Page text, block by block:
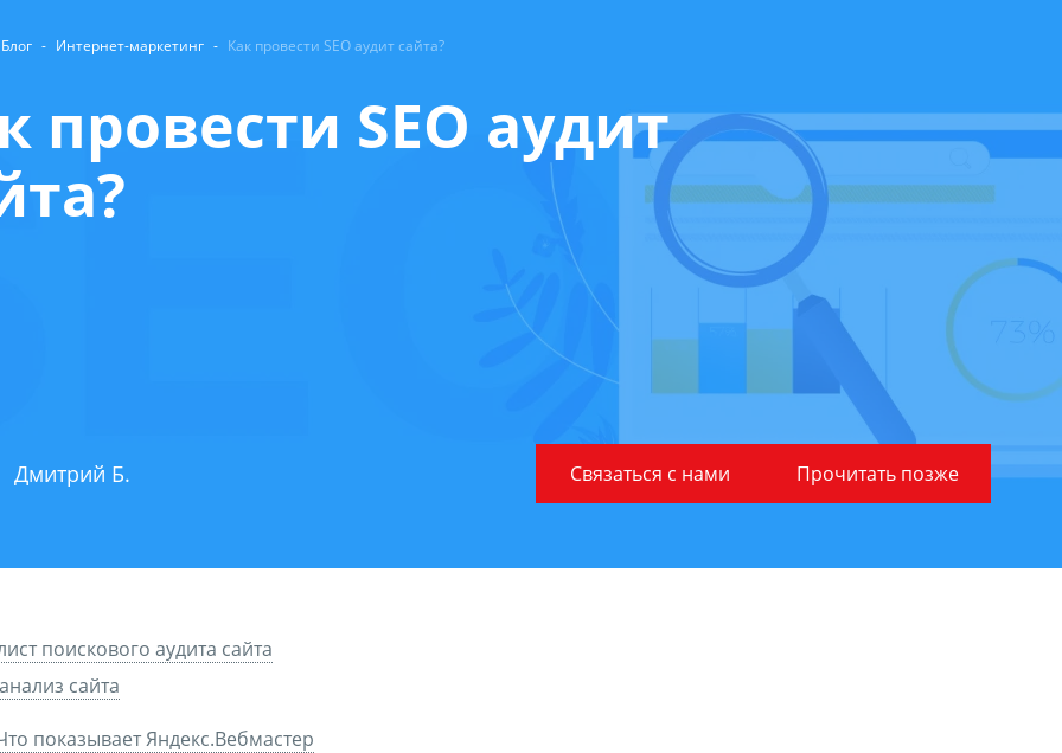
Блог - Интернет-маркетинг - Как провести SEO аудит сайта?
провести SEO аудит
Дмитрий Б. Связаться с нами Прочитать позже
поискового аудита сайта
сайта
показывает Яндекс.Вебмастер